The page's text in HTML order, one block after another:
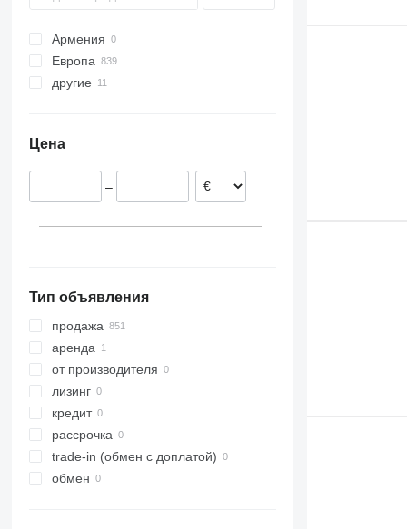
Vito
Армения
Европа
Эстония
Нидерланды
Испания
другие
Цена
–
Тип объявления
продажа
аренда
от производителя
лизинг
кредит
рассрочка
trade-in (обмен с доплатой)
обмен